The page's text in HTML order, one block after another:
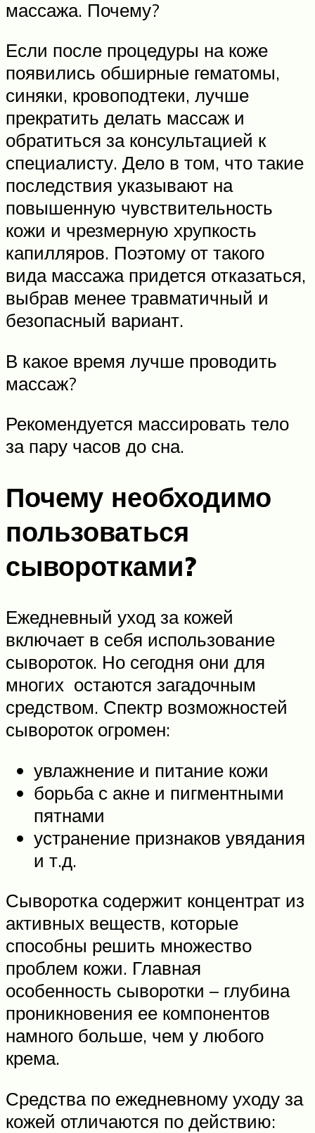
массажа. Почему?
Если после процедуры на коже
появились обширные гематомы,
синяки, кровоподтеки, лучше
прекратить делать массаж и
обратиться за консультацией к
специалисту. Дело в том, что такие
последствия указывают на
повышенную чувствительность
кожи и чрезмерную хрупкость
капилляров. Поэтому от такого
вида массажа придется отказаться,
выбрав менее травматичный и
безопасный вариант.
В какое время лучше проводить
массаж?
Рекомендуется массировать тело
за пару часов до сна.
Почему необходимо
пользоваться
сыворотками?
Ежедневный уход за кожей
включает в себя использование
сывороток. Но сегодня они для
многих остаются загадочным
средством. Спектр возможностей
сывороток огромен:
увлажнение и питание кожи
борьба с акне и пигментными
пятнами
устранение признаков увядания
и т.д.
Сыворотка содержит концентрат из
активных веществ, которые
способны решить множество
проблем кожи. Главная
особенность сыворотки – глубина
проникновения ее компонентов
намного больше, чем у любого
крема.
Средства по ежедневному уходу за
кожей отличаются по действию: